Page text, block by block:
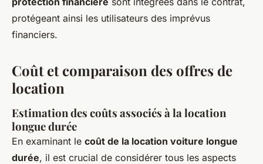
protégeant ainsi les utilisateurs des imprévus
financiers.
Coût et comparaison des offres de
location
Estimation des coûts associés à la location
longue durée
En examinant le coût de la location voiture longue
durée, il est crucial de considérer tous les aspects